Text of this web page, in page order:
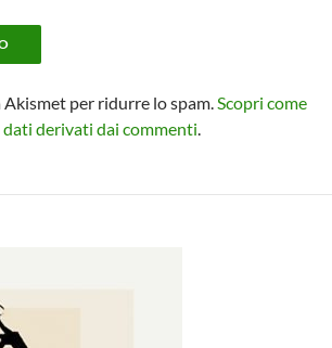
per ridurre lo spam. Scopri come
derivati dai commenti